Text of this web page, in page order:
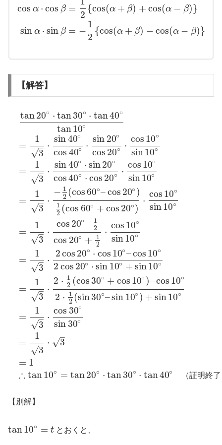
cos α ⋅ cos β
sin α ⋅ sin β
=
=
2
{cos(α + β) + cos(α − β)}
−
1
2
{cos(α + β) − cos(α − β)}
【解答】
tan20∘ ⋅ tan30∘ ⋅ tan40∘
tan10∘
=
1
3
–
√
⋅
sin40∘
cos 40∘ ⋅
sin 20∘
cos 20∘ ⋅
cos 10∘
sin 10∘
=
1
3
–
√
⋅
sin40∘ ⋅ sin20∘
cos40∘ ⋅ cos 20∘ ⋅
cos 10∘
sin10∘
=
1
3
–
√
⋅
− 1
2 (cos60∘–cos 20∘ )
1
2 (cos 60∘ + cos 20∘)
⋅
cos 10∘
sin10∘
=
1
3
–
√
⋅
cos 20∘– 1
2
cos 20∘ +
1
2
⋅
cos 10∘
sin 10∘
=
1
3
–
√
⋅
2cos 20∘ ⋅ cos 10∘–cos 10∘
2 cos 20∘ ⋅ sin 10∘ + sin10∘
=
1
3
–
√
⋅
2 ⋅ 1
2 (cos 30∘ + cos 10∘ )–cos 10∘
2 ⋅
1
2 (sin30∘–sin 10∘ ) + sin10∘
=
1
3
–
√
⋅
cos 30∘
sin 30∘
=
1
3
–
√
⋅ 3
–
√
= 1
∴ tan10∘ = tan20∘ ⋅ tan30∘ ⋅ tan40∘ （証明終了
【別解】
tan10∘ = t とおくと、